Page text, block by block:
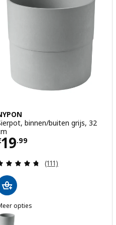
binnen/buiten grijs, 32
19.99€ 19.99
Beoordeling: 4.7
(111)
opties
NYPON, Sierpot, binnen/